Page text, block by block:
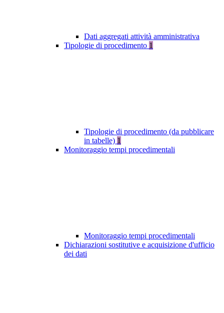
Dati aggregati attività amministrativa
Tipologie di procedimento 1
Tipologie di procedimento (da pubblicare
in tabelle) 1
Monitoraggio tempi procedimentali
Monitoraggio tempi procedimentali
Dichiarazioni sostitutive e acquisizione d'ufficio
dei dati